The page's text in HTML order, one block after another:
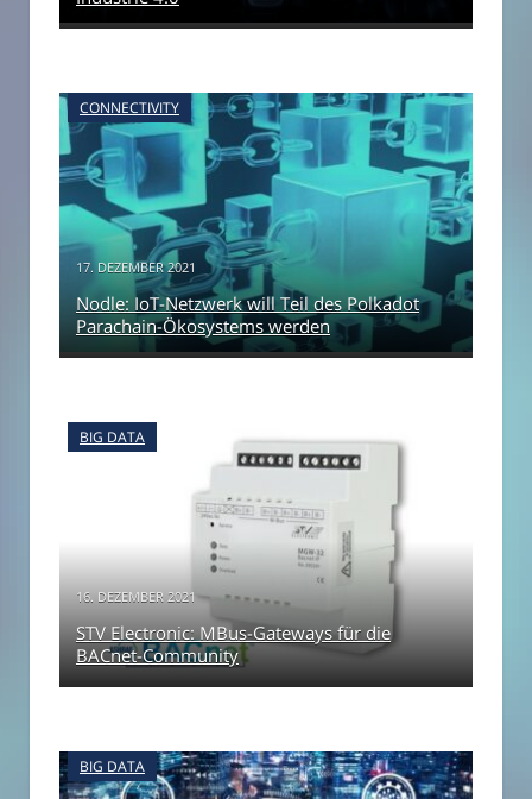
CONNECTIVITY
17. DEZEMBER 2021
Nodle: IoT-Netzwerk will Teil des Polkadot
Parachain-Ökosystems werden
BIG DATA
16. DEZEMBER 2021
STV Electronic: MBus-Gateways für die
BACnet-Community
BIG DATA